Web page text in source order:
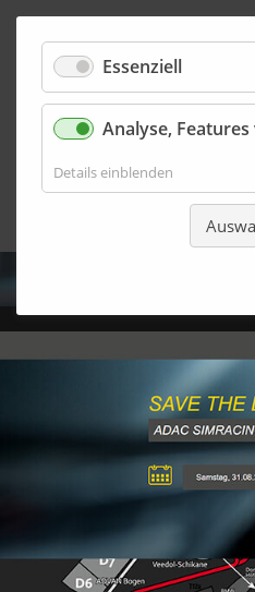
Essenziell
Analyse,
Details einblenden
Analyse,
Features
externen
der
Website